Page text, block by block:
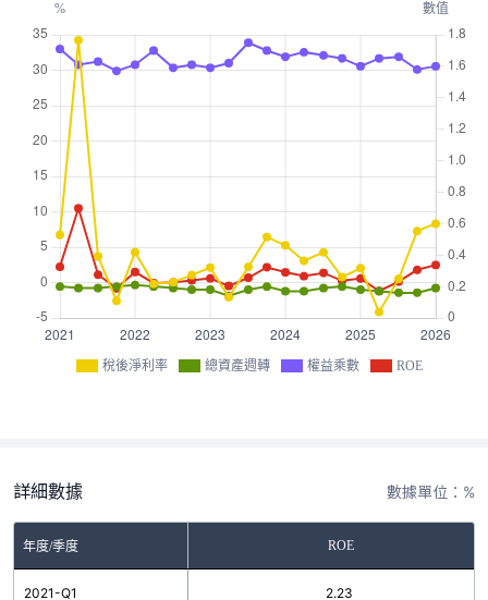
稅後淨利率 總資產週轉 權益乘數 ROE
詳細數據 數據單位：%
年度/季度 ROE
2021-Q1 2.23